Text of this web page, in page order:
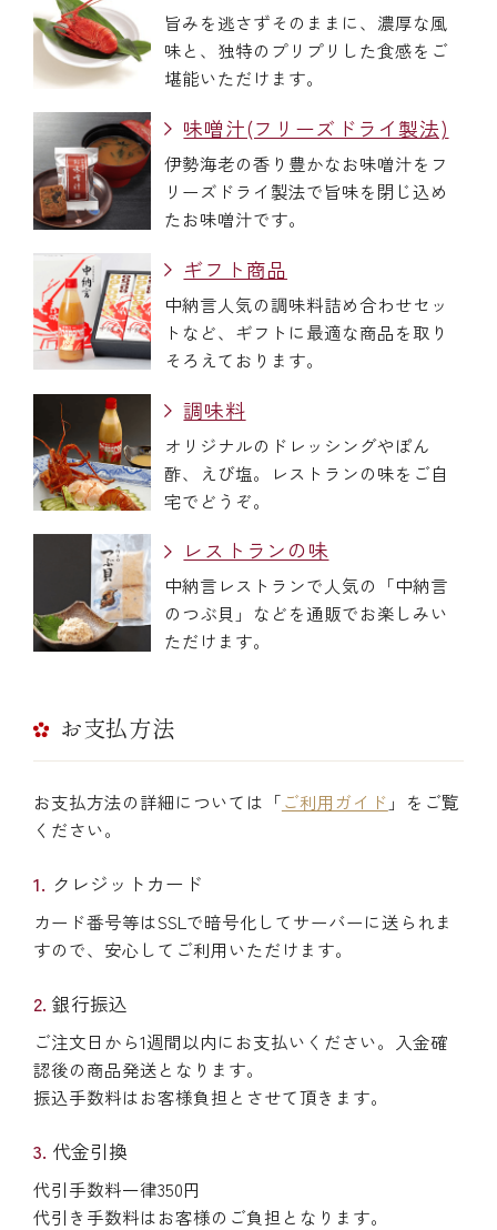
旨みを逃さずそのままに、濃厚な風
味と、独特のプリプリした食感をご
堪能いただけます。
味噌汁(フリーズドライ製法)
伊勢海老の香り豊かなお味噌汁をフ
リーズドライ製法で旨味を閉じ込め
たお味噌汁です。
ギフト商品
中納言人気の調味料詰め合わせセッ
トなど、ギフトに最適な商品を取り
そろえております。
調味料
オリジナルのドレッシングやぽん
酢、えび塩。レストランの味をご自
宅でどうぞ。
レストランの味
中納言レストランで人気の「中納言
のつぶ貝」などを通販でお楽しみい
ただけます。
お支払方法
お支払方法の詳細については「ご利用ガイド 」をご覧
ください。
クレジットカード
カード番号等はSSLで暗号化してサーバーに送られま
すので、安心してご利用いただけます。
銀行振込
ご注文日から1週間以内にお支払いください。入金確
認後の商品発送となります。
振込手数料はお客様負担とさせて頂きます。
代金引換
代引手数料一律350円
代引き手数料はお客様のご負担となります。